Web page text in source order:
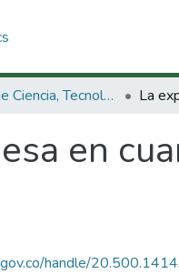
Políticas de Ciencia, Tecnología e Innovación
en
handle/